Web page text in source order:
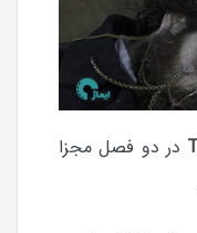
در دو فصل مجزا